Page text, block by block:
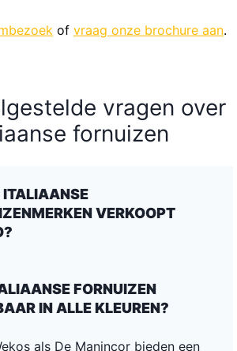
of vraag onze brochure aan.
vragen over
fornuizen
ITALIAANSE
VERKOOPT
FORNUIZEN
IN ALLE KLEUREN?
als De Manincor bieden een